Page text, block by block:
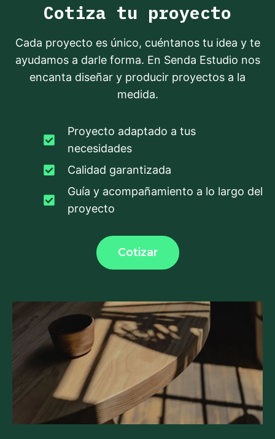
Cotiza tu proyecto
Cada proyecto es único, cuéntanos tu idea y te
ayudamos a darle forma. En Senda Estudio nos
encanta diseñar y producir proyectos a la
medida.
Proyecto adaptado a tus
necesidades
Calidad garantizada
Guía y acompañamiento a lo largo del
proyecto
Cotizar